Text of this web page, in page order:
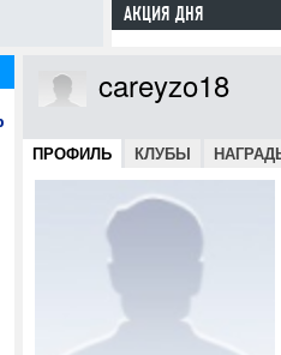
АКЦИЯ ДНЯ
careyzo18
ПРОФИЛЬ КЛУБЫ